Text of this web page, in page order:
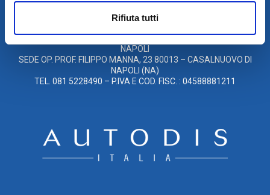
Rifiuta tutti
GLOBAL SERVICE CAR S.R.L.
SOCIETÀ SOGGETTA A DIREZIONE E COORDINAMENTO DELLA
SEDE LEG. VIA M. DE CERVANTES SAAVEDRA, 55/27, 80133
NAPOLI
SEDE OP. PROF. FILIPPO MANNA, 23 80013 – CASALNUOVO DI
NAPOLI (NA)
TEL. 081 5228490 – P.IVA E COD. FISC. : 04588881211